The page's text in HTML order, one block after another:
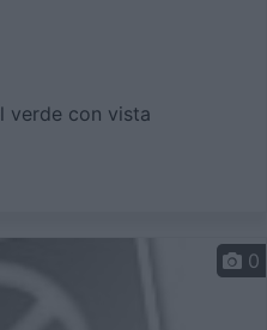
verde con vista
0